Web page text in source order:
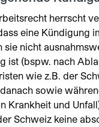
herrscht
eine Kündigung
sie nicht
ist (bspw. nach
wie z.B. der
sowie
Krankheit und
Schweiz keine